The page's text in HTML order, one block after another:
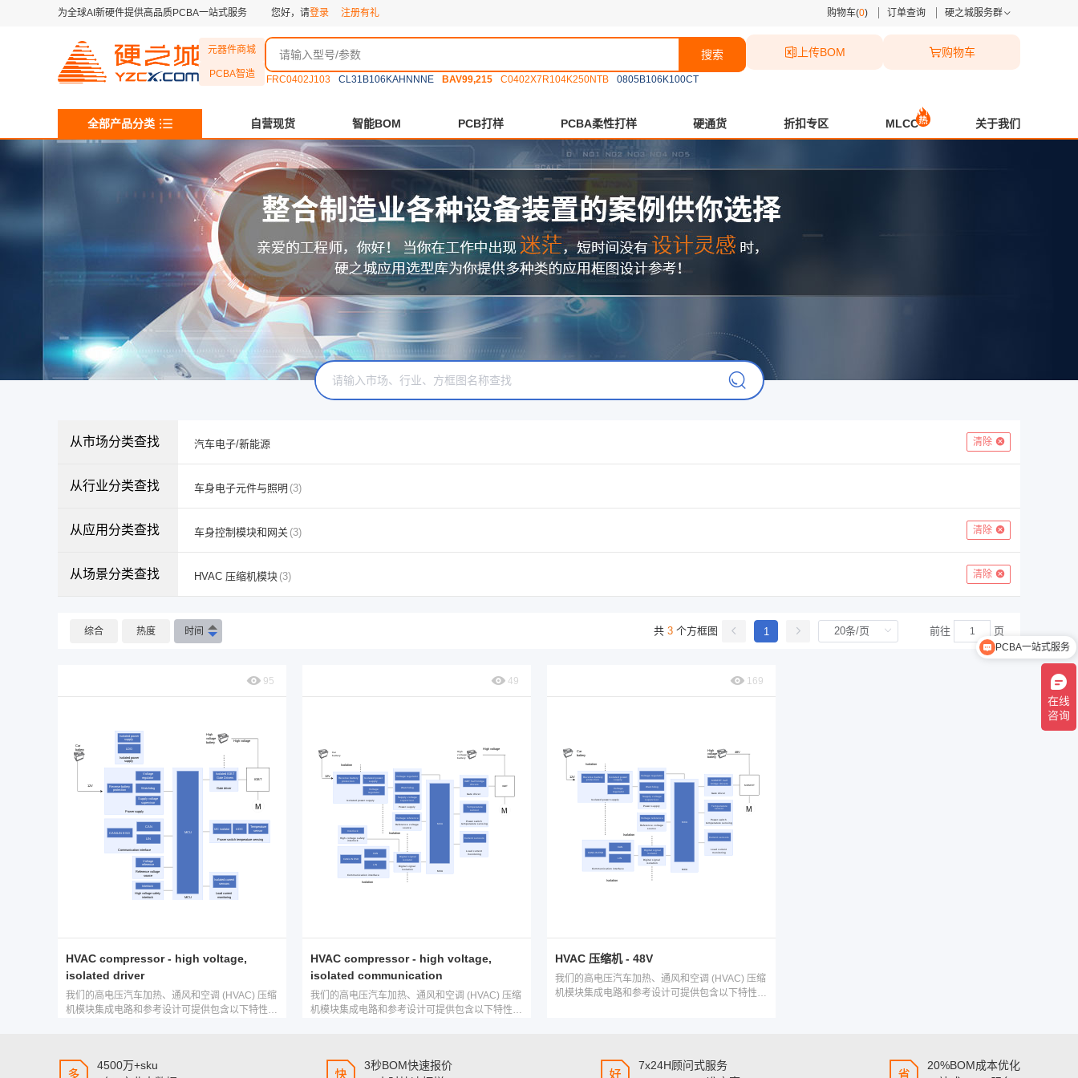
为全球AI新硬件提供高品质PCBA一站式服务 您好，请登录 注册有礼 购物车(0) 订单查询 硬之城服务群
元器件商城
PCBA智造
搜索
FRC0402J103 CL31B106KAHNNNE BAV99,215 C0402X7R104K250NTB 0805B106K100CT
上传BOM 购物车
全部产品分类 自营现货 智能BOM PCB打样 PCBA柔性打样 硬通货 折扣专区 MLCC 关于我们
从市场分类查找 汽车电子/新能源 清除
从行业分类查找 车身电子元件与照明 (3)
从应用分类查找 车身控制模块和网关 (3) 清除
从场景分类查找 HVAC 压缩机模块 (3) 清除
综合 热度 时间 共 3 个方框图 1 前往 页
95
HVAC compressor - high voltage,
isolated driver
我们的高电压汽车加热、通风和空调 (HVAC) 压缩
机模块集成电路和参考设计可提供包含以下特性的
49
HVAC compressor - high voltage,
isolated communication
我们的高电压汽车加热、通风和空调 (HVAC) 压缩
机模块集成电路和参考设计可提供包含以下特性的
169
HVAC 压缩机 - 48V
我们的高电压汽车加热、通风和空调 (HVAC) 压缩
机模块集成电路和参考设计可提供包含以下特性的
4500万+sku
3秒BOM快速报价
7x24H顾问式服务
20%BOM成本优化
PCBA一站式服务